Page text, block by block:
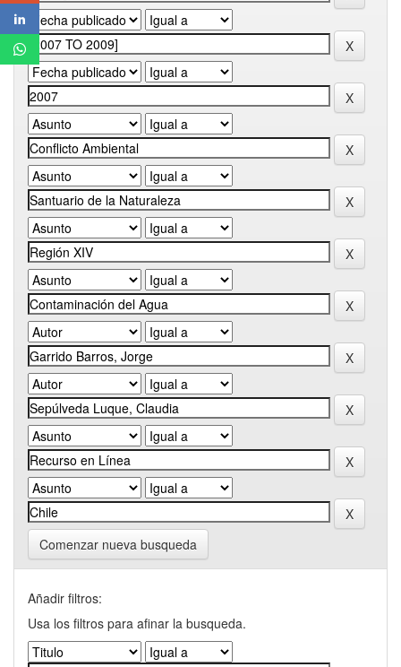
Comenzar nueva busqueda
Añadir filtros:
Usa los filtros para afinar la busqueda.